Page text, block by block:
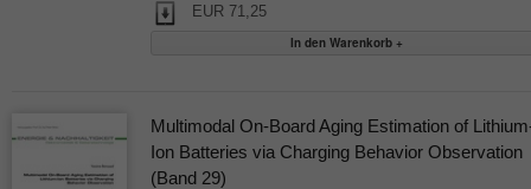
EUR 71,25
Multimodal On-Board Aging Estimation of
Ion Batteries via Charging Behavior Observation
(Band 29)